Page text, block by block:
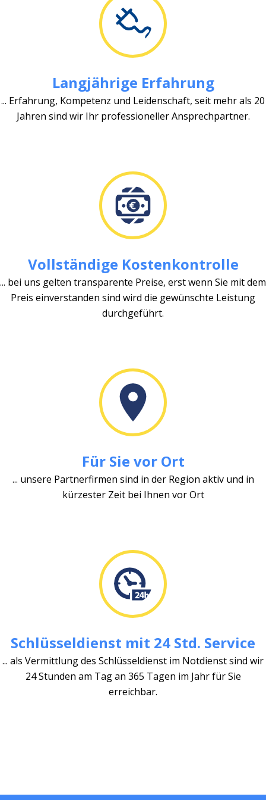
Langjährige Erfahrung
... Erfahrung, Kompetenz und Leidenschaft, seit mehr als 20
Jahren sind wir Ihr professioneller Ansprechpartner.
Vollständige Kostenkontrolle
... bei uns gelten transparente Preise, erst wenn Sie mit dem
Preis einverstanden sind wird die gewünschte Leistung
durchgeführt.
Für Sie vor Ort
... unsere Partnerfirmen sind in der Region aktiv und in
kürzester Zeit bei Ihnen vor Ort
Schlüsseldienst mit 24 Std. Service
... als Vermittlung des Schlüsseldienst im Notdienst sind wir
24 Stunden am Tag an 365 Tagen im Jahr für Sie
erreichbar.